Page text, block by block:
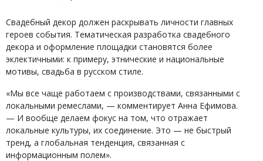
Свадебный декор должен раскрывать личности главных
героев события. Тематическая разработка свадебного
декора и оформление площадки становятся более
эклектичными: к примеру, этнические и национальные
мотивы, свадьба в русском стиле.
«Мы все чаще работаем с производствами, связанными с
локальными ремеслами, — комментирует Анна Ефимова.
— И вообще делаем фокус на том, что отражает
локальные культуры, их соединение. Это — не быстрый
тренд, а глобальная тенденция, связанная с
информационным полем».